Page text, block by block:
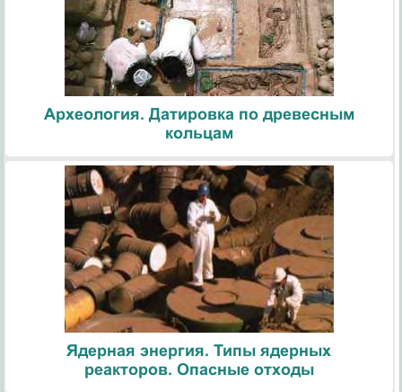
Археология. Датировка по древесным
кольцам
Ядерная энергия. Типы ядерных
реакторов. Опасные отходы